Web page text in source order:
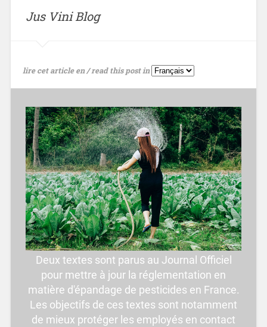
Jus Vini Blog
lire cet article en / read this post in
Deux textes sont parus au Journal Officiel
pour mettre à jour la réglementation en
matière d'épandage de pesticides en France.
Les objectifs de ces textes sont notamment
de mieux protéger les employés en contact